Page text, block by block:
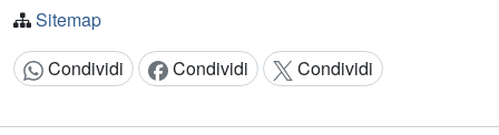
Sitemap
Condividi:
Condividi Condividi Condividi